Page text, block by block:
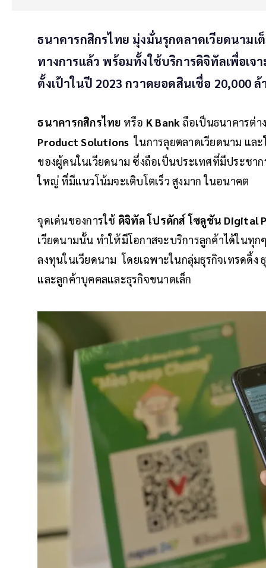
ธนาคารกสิกรไทย มุ่งมั่นรุกตลาดเวียดนาม
ทางการแล้ว พร้อมทั้งใช้บริการดิจิทัลเพื่อเ
ตั้งเป้าในปี 2023 กวาดยอดสินเชื่อ 20,000
ธนาคารกสิกรไทย หรือ K Bank ถือเป็นธนาคารต่
Product Solutions ในการลุยตลาดเวียดนาม แล
ของผู้คนในเวียดนาม ซึ่งถือเป็นประเทศที่มีประชา
ใหญ่ ที่มีแนวโน้มจะเติบโตเร็ว สูงมาก ในอนาคต
จุดเด่นของการใช้ ดิจิทัล โปรดักส์ โซลูชัน Digital
เวียดนามนั้น ทำให้มีโอกาสจะบริการลูกค้าได้ในทุ
ลงทุนในเวียดนาม โดยเฉพาะในกลุ่มธุรกิจเทรดดิ้ง
และลูกค้าบุคคลและธุรกิจขนาดเล็ก